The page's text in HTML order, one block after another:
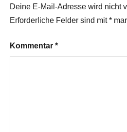
Deine E-Mail-Adresse wird nicht
Erforderliche Felder sind mit*
Kommentar *